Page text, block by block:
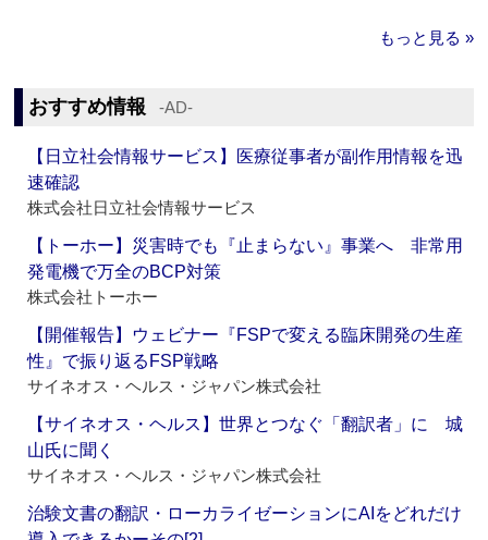
もっと見る »
おすすめ情報 ‐AD‐
【日立社会情報サービス】医療従事者が副作用情報を迅
速確認
株式会社日立社会情報サービス
【トーホー】災害時でも『止まらない』事業へ 非常用
発電機で万全のBCP対策
株式会社トーホー
【開催報告】ウェビナー『FSPで変える臨床開発の生産
性』で振り返るFSP戦略
サイネオス・ヘルス・ジャパン株式会社
【サイネオス・ヘルス】世界とつなぐ「翻訳者」に 城
山氏に聞く
サイネオス・ヘルス・ジャパン株式会社
治験文書の翻訳・ローカライゼーションにAIをどれだけ